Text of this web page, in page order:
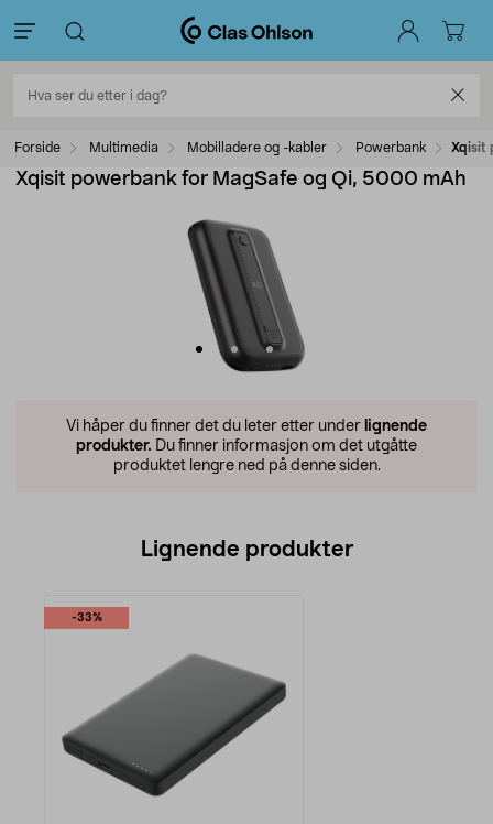
Forside Multimedia Mobilladere og -kabler Powerbank Xqisit
Xqisit powerbank for MagSafe og Qi, 5000 mAh
Vi håper du finner det du leter etter under lignende
produkter. Du finner informasjon om det utgåtte
produktet lengre ned på denne siden.
Lignende produkter
-33%